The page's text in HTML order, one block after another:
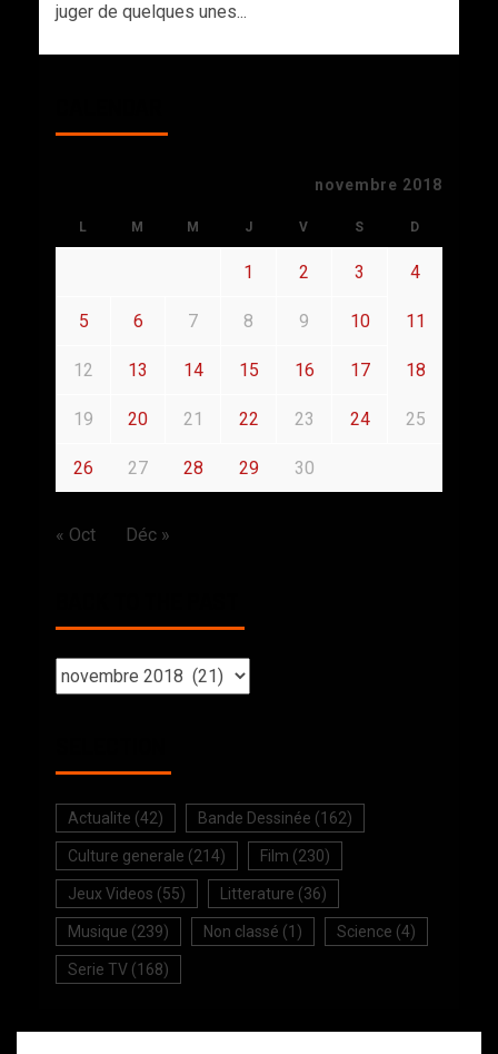
juger de quelques unes...
novembre 2018
L M M J V S D
1 2 3 4
5 6 7 8 9 10 11
12 13 14 15 16 17 18
19 20 21 22 23 24 25
26 27 28 29 30
« Oct Déc »
Actualite (42) Bande Dessinée (162)
Culture generale (214) Film (230)
Jeux Videos (55) Litterature (36)
Musique (239) Non classé (1) Science (4)
Serie TV (168)